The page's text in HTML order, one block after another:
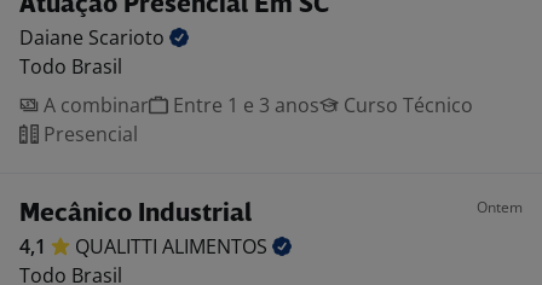
Atuação Presencial Em SC
Daiane Scarioto
Todo Brasil
A combinar
Entre 1 e 3 anos
Curso Técnico
Presencial
Mecânico Industrial Ontem
4,1 QUALITTI ALIMENTOS
Todo Brasil